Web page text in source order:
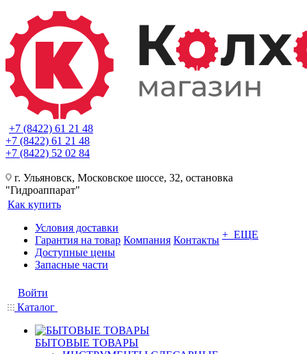
+7 (8422) 61 21 48
+7 (8422) 61 21 48
+7 (8422) 52 02 84
г. Ульяновск, Московское шоссе, 32, остановка
"Гидроаппарат"
Как купить
Условия доставки
Гарантия на товар
Доступные цены
Запасные части
Компания Контакты + ЕЩЕ
Войти
Каталог
БЫТОВЫЕ ТОВАРЫ